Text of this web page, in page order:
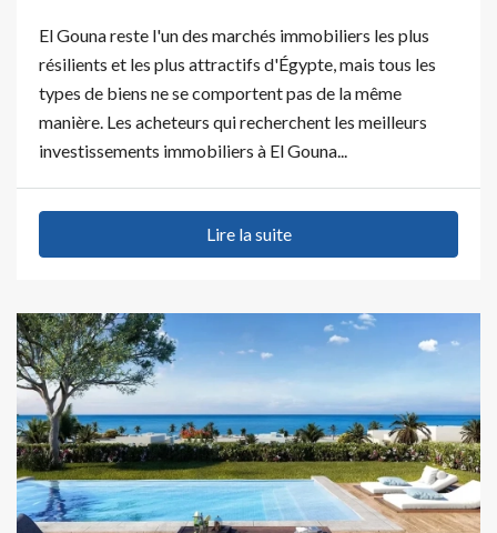
El Gouna reste l'un des marchés immobiliers les plus
résilients et les plus attractifs d'Égypte, mais tous les
types de biens ne se comportent pas de la même
manière. Les acheteurs qui recherchent les meilleurs
investissements immobiliers à El Gouna...
Lire la suite